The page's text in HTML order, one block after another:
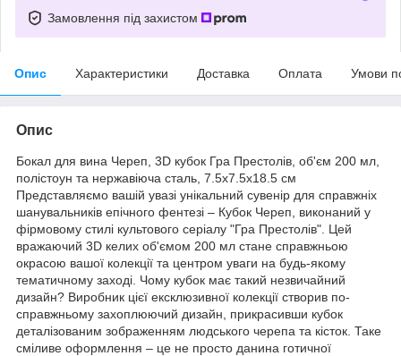
Замовлення під захистом
Опис Характеристики Доставка Оплата Умови
Опис
Бокал для вина Череп, 3D кубок Гра Престолів, об'єм 200 мл,
полістоун та нержавіюча сталь, 7.5х7.5х18.5 см
Представляємо вашій увазі унікальний сувенір для справжніх
шанувальників епічного фентезі – Кубок Череп, виконаний у
фірмовому стилі культового серіалу "Гра Престолів". Цей
вражаючий 3D келих об'ємом 200 мл стане справжньою
окрасою вашої колекції та центром уваги на будь-якому
тематичному заході. Чому кубок має такий незвичайний
дизайн? Виробник цієї ексклюзивної колекції створив по-
справжньому захоплюючий дизайн, прикрасивши кубок
деталізованим зображенням людського черепа та кісток. Таке
сміливе оформлення – це не просто данина готичної